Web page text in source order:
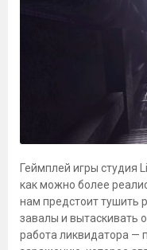
Геймплей игры студия
как можно более
нам предстоит тушить
завалы и вытаскивать
работа ликвидатора —